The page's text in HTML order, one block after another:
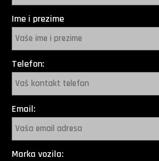
Ime i prezime
Telefon:
Email:
Marka vozila: